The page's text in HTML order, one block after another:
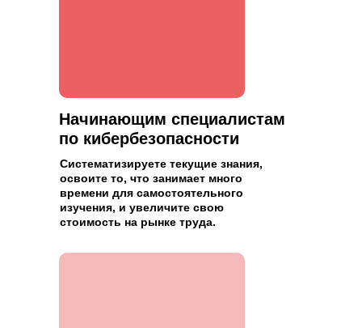
Начинающим специалистам
по кибербезопасности
Систематизируете текущие знания,
освоите то, что занимает много
времени для самостоятельного
изучения, и увеличите свою
стоимость на рынке труда.